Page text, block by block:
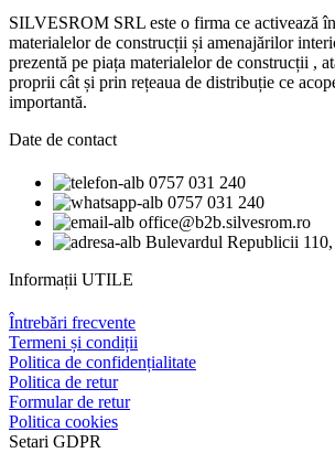
SILVESROM SRL este o firma ce activează
materialelor de construcții și amenajărilor
prezentă pe piața materialelor de construcții ,
proprii cât și prin rețeaua de distribuție ce
importantă.
Date de contact
0757 031 240
0757 031 240
office@b2b.silvesrom.ro
Bulevardul Republicii
Informații UTILE
Întrebări frecvente
Termeni și condiții
Politica de confidențialitate
Politica de retur
Formular de retur
Politica cookies
Setari GDPR